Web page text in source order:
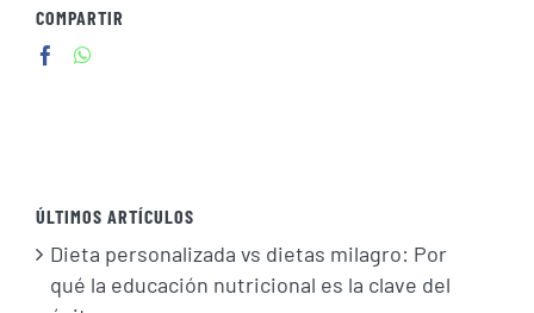
COMPARTIR
ÚLTIMOS ARTÍCULOS
Dieta personalizada vs dietas milagro: Por
qué la educación nutricional es la clave del